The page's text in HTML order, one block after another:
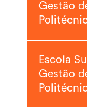
Gestão
Escola
Gestão